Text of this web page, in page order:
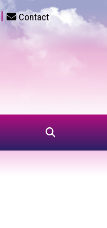
Contact